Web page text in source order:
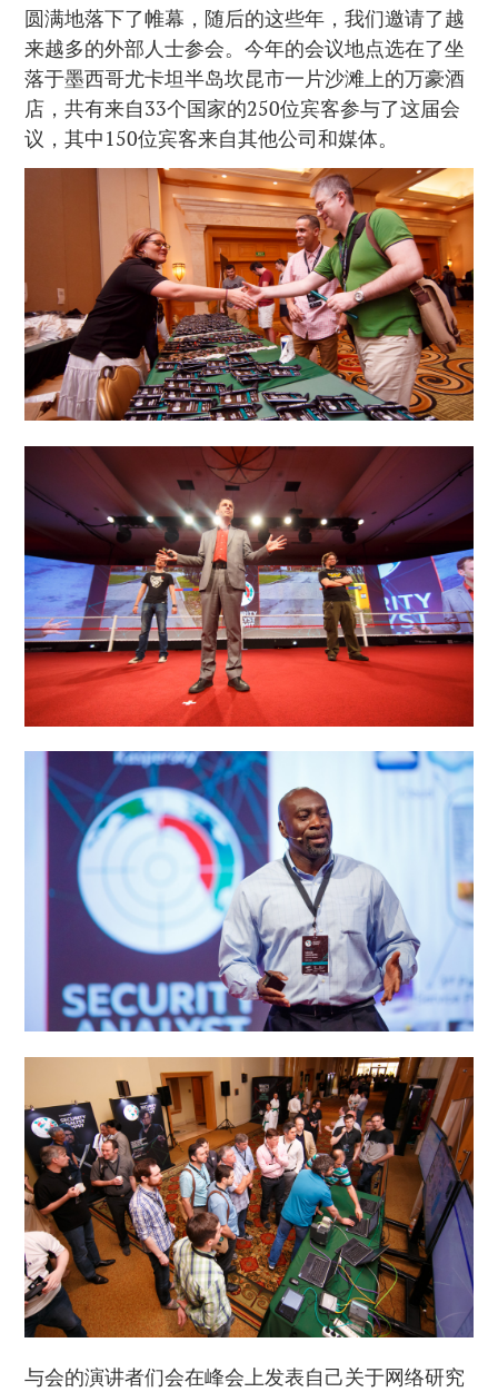
圆满地落下了帷幕，随后的这些年，我们邀请了越
来越多的外部人士参会。今年的会议地点选在了坐
落于墨西哥尤卡坦半岛坎昆市一片沙滩上的万豪酒
店，共有来自33个国家的250位宾客参与了这届会
议，其中150位宾客来自其他公司和媒体。
与会的演讲者们会在峰会上发表自己关于网络研究